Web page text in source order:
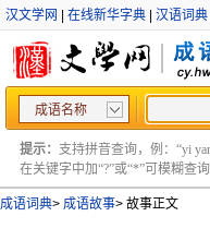
汉文学网 在线新华字典 汉语词典
成语名称
提示： 支持拼音查询，例：“yi
在关键字中加“?”或“*”可模糊查
成语词典> 成语故事> 故事正文